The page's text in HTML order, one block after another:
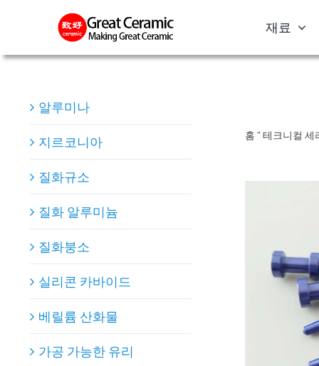
재료
홈 "테크니컬 세
알루미나
지르코니아
질화규소
질화 알루미늄
질화붕소
실리콘 카바이드
베릴륨 산화물
가공 가능한 유리